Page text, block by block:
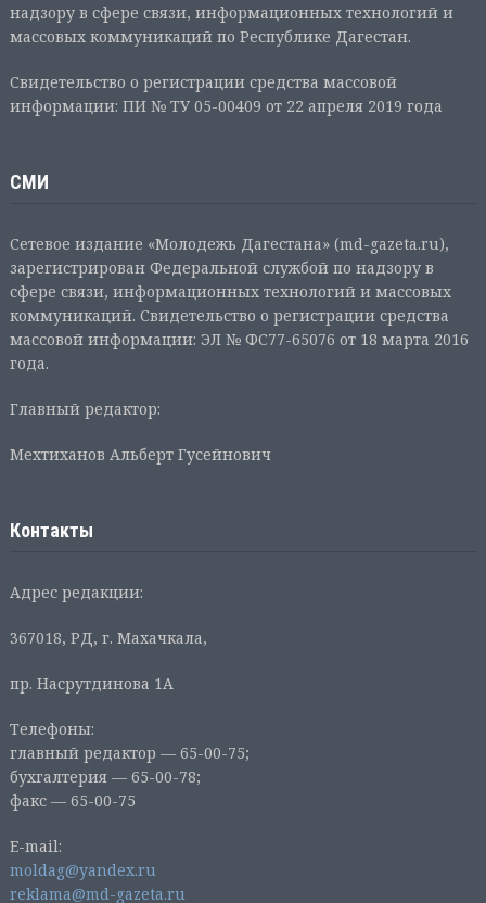
надзору в сфере связи, информационных технологий и
массовых коммуникаций по Республике Дагестан.
Свидетельство о регистрации средства массовой
информации: ПИ № ТУ 05-00409 от 22 апреля 2019 года
СМИ
Сетевое издание «Молодежь Дагестана» (md-gazeta.ru),
зарегистрирован Федеральной службой по надзору в
сфере связи, информационных технологий и массовых
коммуникаций. Свидетельство о регистрации средства
массовой информации: ЭЛ № ФС77-65076 от 18 марта 2016
года.
Главный редактор:
Мехтиханов Альберт Гусейнович
Контакты
Адрес редакции:
367018, РД, г. Махачкала,
пр. Насрутдинова 1А
Телефоны:
главный редактор — 65-00-75;
бухгалтерия — 65-00-78;
факс — 65-00-75
E-mail:
moldag@yandex.ru
reklama@md-gazeta.ru